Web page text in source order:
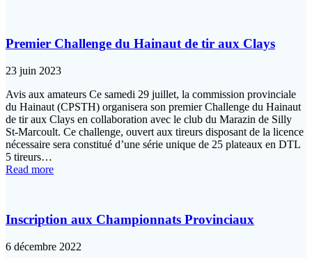
Premier Challenge du Hainaut de tir aux Clays
23 juin 2023
Avis aux amateurs Ce samedi 29 juillet, la commission provinciale
du Hainaut (CPSTH) organisera son premier Challenge du Hainaut
de tir aux Clays en collaboration avec le club du Marazin de Silly
St-Marcoult. Ce challenge, ouvert aux tireurs disposant de la licence
nécessaire sera constitué d’une série unique de 25 plateaux en DTL
5 tireurs…
Read more
Inscription aux Championnats Provinciaux
6 décembre 2022